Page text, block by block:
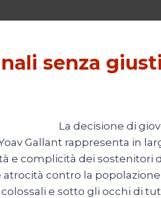
senza
La decisione di
Gallant rappresenta in
e complicità dei sostenitori
contro la
e sotto gli occhi di